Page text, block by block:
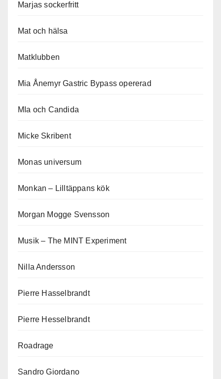
Marjas sockerfritt
Mat och hälsa
Matklubben
Mia Ånemyr Gastric Bypass opererad
MIa och Candida
Micke Skribent
Monas universum
Monkan – Lilltäppans kök
Morgan Mogge Svensson
Musik – The MINT Experiment
Nilla Andersson
Pierre Hasselbrandt
Pierre Hesselbrandt
Roadrage
Sandro Giordano